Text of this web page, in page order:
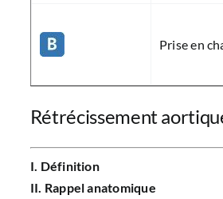
Prise en
Rétrécissement
I. Définition
II. Rappel anatomique